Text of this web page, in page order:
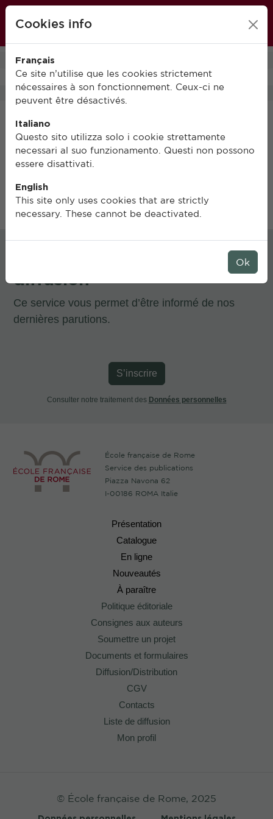
Non trovato
diffusion
Ce service vous permet d’être informé de nos
dernières parutions.
S’inscrire
Consulter notre traitement des Données personnelles
École française de Rome
Service des publications
Piazza Navona 62
I-00186 ROMA Italie
Présentation
Catalogue
En ligne
Nouveautés
À paraître
Politique éditoriale
Consignes aux auteurs
Soumettre un projet
Documents et formulaires
Diffusion/Distribution
CGV
Contacts
Liste de diffusion
Mon profil
© École française de Rome, 2025
Cookies info
Français
Ce site n’utilise que les cookies strictement
nécessaires à son fonctionnement. Ceux-ci ne
peuvent être désactivés.
Italiano
Questo sito utilizza solo i cookie strettamente
necessari al suo funzionamento. Questi non possono
essere disattivati.
English
This site only uses cookies that are strictly
necessary. These cannot be deactivated.
Ok